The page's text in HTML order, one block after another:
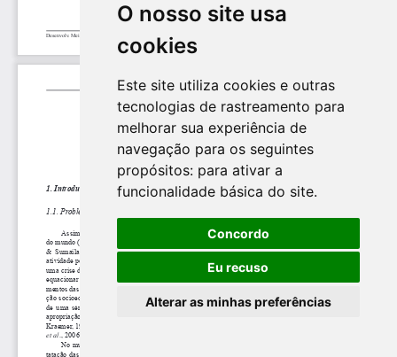
O nosso site usa
cookies
Este site utiliza cookies e outras
tecnologias de rastreamento para
melhorar sua experiência de
navegação para os seguintes
propósitos: para ativar a
funcionalidade básica do site.
Concordo
Eu recuso
Alterar as minhas preferências